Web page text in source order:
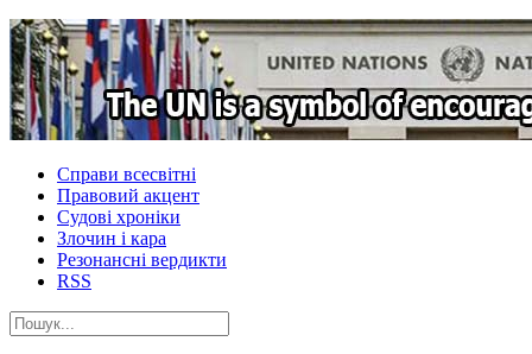
Справи всесвітні
Правовий акцент
Судові хроніки
Злочин і кара
Резонансні вердикти
RSS